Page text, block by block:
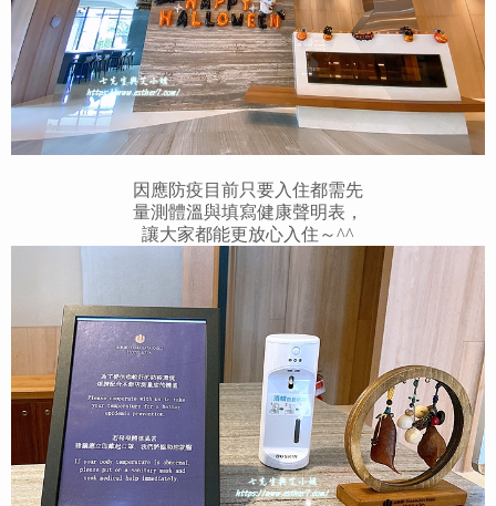
因應防疫目前只要入住都需先
量測體溫與填寫健康聲明表，
讓大家都能更放心入住～^^